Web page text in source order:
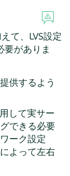
て、LVS設定
要がありま
供するよう
して実サー
できる必要
ーク設定
よって左右